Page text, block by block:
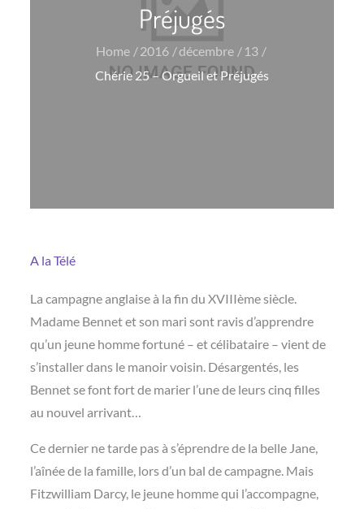
Préjugés
Home 2016 décembre
13
Chérie 25 – Orgueil et Préjugés
A la Télé
La campagne anglaise à la fin du XVIIIème siècle.
Madame Bennet et son mari sont ravis d’apprendre
qu’un jeune homme fortuné – et célibataire – vient de
s’installer dans le manoir voisin. Désargentés, les
Bennet se font fort de marier l’une de leurs cinq filles
au nouvel arrivant…
Ce dernier ne tarde pas à s’éprendre de la belle Jane,
l’aînée de la famille, lors d’un bal de campagne. Mais
Fitzwilliam Darcy, le jeune homme qui l’accompagne,